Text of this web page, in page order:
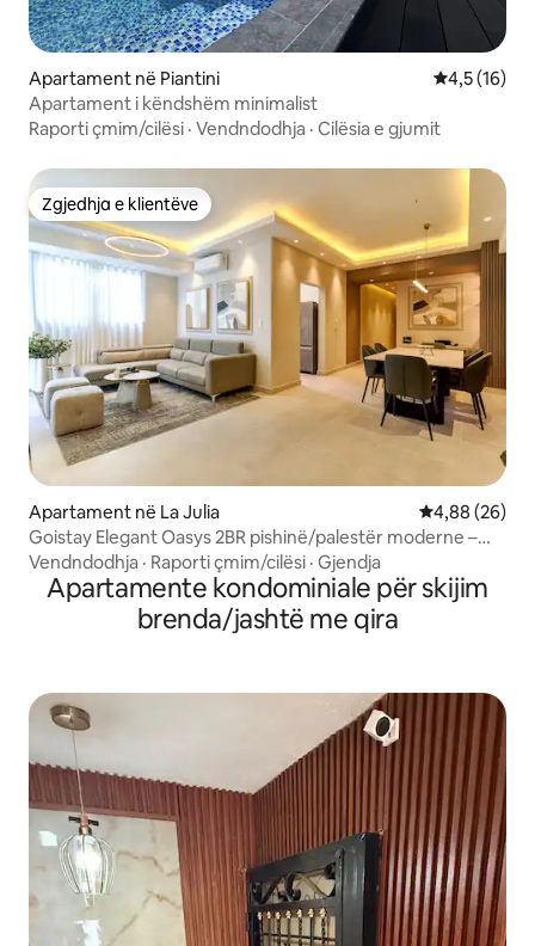
Apartament në Piantini Vlerësimi
4,5 (16)
Apartament i këndshëm minimalist
Raporti çmim/cilësi · Vendndodhja · Cilësia e gjumit
Zgjedhja e klientëve
Zgjedhja e klientëve
Apartament në La Julia Vlerësimi
4,88 (26)
Goistay Elegant Oasys 2BR pishinë/palestër moderne –
Centro
Vendndodhja · Raporti çmim/cilësi · Gjendja
Apartamente kondominiale për skijim
brenda/jashtë me qira